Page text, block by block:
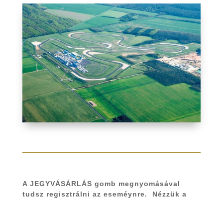
A JEGYVÁSÁRLÁS gomb megnyomásával
tudsz regisztrálni az eseméynre. Nézzük a